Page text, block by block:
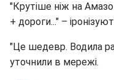
"Крутіше ніж на
+ дороги..." –
"Це шедевр. Водила
уточнили в мережі.